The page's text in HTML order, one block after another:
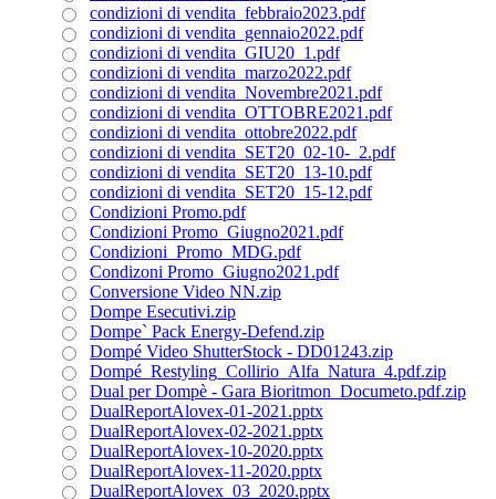
condizioni di vendita_febbraio2023.pdf
condizioni di vendita_gennaio2022.pdf
condizioni di vendita_GIU20_1.pdf
condizioni di vendita_marzo2022.pdf
condizioni di vendita_Novembre2021.pdf
condizioni di vendita_OTTOBRE2021.pdf
condizioni di vendita_ottobre2022.pdf
condizioni di vendita_SET20_02-10-_2.pdf
condizioni di vendita_SET20_13-10.pdf
condizioni di vendita_SET20_15-12.pdf
Condizioni Promo.pdf
Condizioni Promo_Giugno2021.pdf
Condizioni_Promo_MDG.pdf
Condizoni Promo_Giugno2021.pdf
Conversione Video NN.zip
Dompe Esecutivi.zip
Dompe` Pack Energy-Defend.zip
Dompé Video ShutterStock - DD01243.zip
Dompé_Restyling_Collirio_Alfa_Natura_4.pdf.zip
Dual per Dompè - Gara Bioritmon_Documeto.pdf.zip
DualReportAlovex-01-2021.pptx
DualReportAlovex-02-2021.pptx
DualReportAlovex-10-2020.pptx
DualReportAlovex-11-2020.pptx
DualReportAlovex_03_2020.pptx